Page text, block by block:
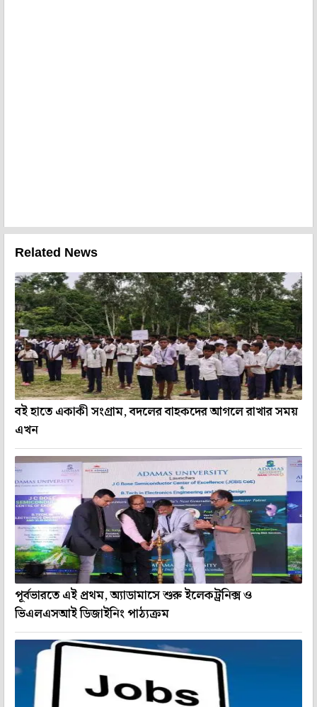
Related News
বই হাতে একাকী সংগ্রাম, বদলের বাহকদের আগলে রাখার সময়
এখন
পূর্বভারতে এই প্রথম, অ্যাডামাসে শুরু ইলেকট্রনিক্স ও
ভিএলএসআই ডিজাইনিং পাঠ্যক্রম